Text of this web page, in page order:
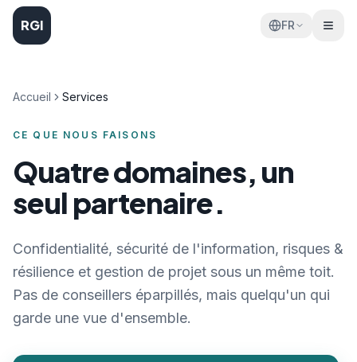
RGI FR
Accueil Services
CE QUE NOUS FAISONS
Quatre domaines, un
seul partenaire.
Confidentialité, sécurité de l'information, risques &
résilience et gestion de projet sous un même toit.
Pas de conseillers éparpillés, mais quelqu'un qui
garde une vue d'ensemble.